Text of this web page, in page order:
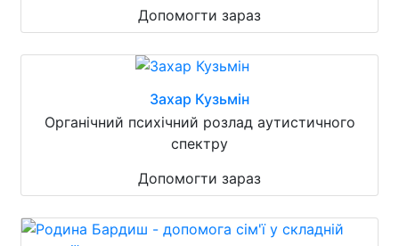
Допомогти зараз
Захар Кузьмін
Органічний психічний розлад аутистичного
спектру
Допомогти зараз